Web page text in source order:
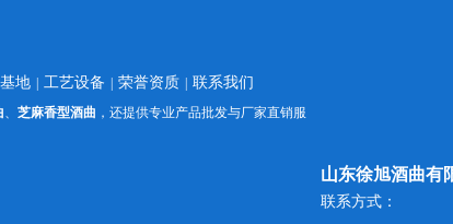
地 工艺设备 荣誉资质 联系我们
、 芝麻香型酒曲 ，还提供专业产品批发与厂家直销服
山东徐旭酒曲有
联系方式：